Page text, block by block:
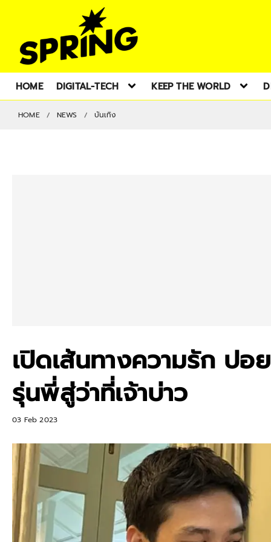
HOME DIGITAL-TECH KEEP THE WORLD
HOME NEWS บันเทิง
เปิดเส้นทางความรัก ป
รุ่นพี่สู่ว่าที่เจ้าบ่าว
03 Feb 2023